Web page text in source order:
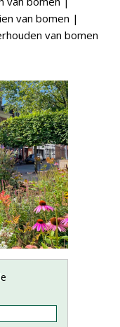
van bomen |
van bomen